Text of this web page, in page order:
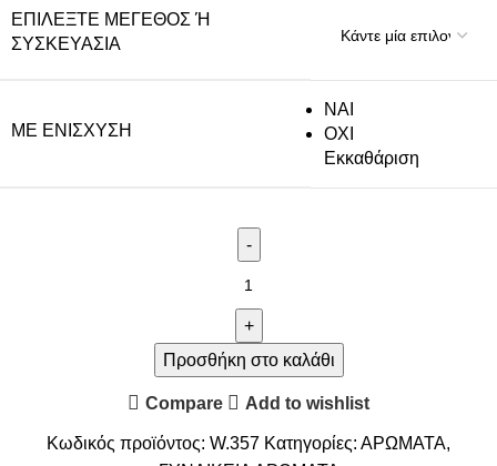
ΕΠΙΛΈΞΤΕ ΜΈΓΕΘΟΣ Ή Σ
ΥΣΚΕΥΑΣΊΑ
ΜΕ ΕΝΊΣΧΥΣΗ
NAI
ΟΧΙ
Εκκαθάριση
Προσθήκη στο καλάθι
Compare Add to wishlist
Κωδικός προϊόντος: W.357 Κατηγορίες: ΑΡΩΜΑΤΑ,